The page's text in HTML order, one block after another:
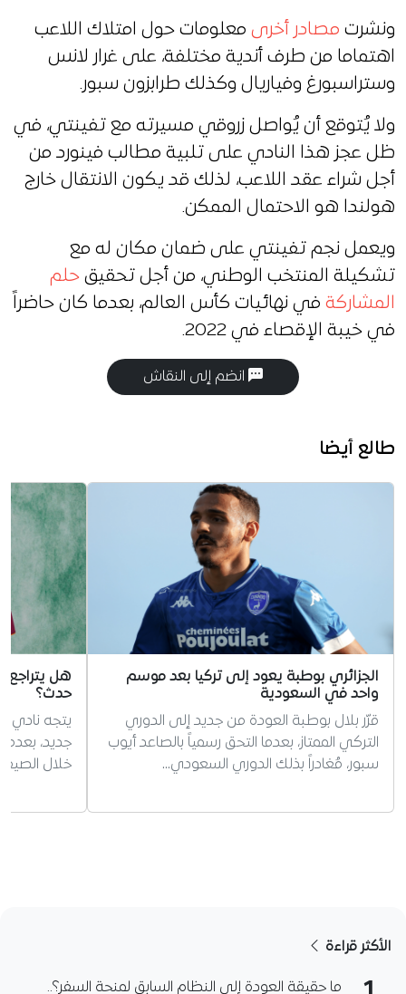
ونشرت مصادر أخرى معلومات حول امتلاك اللاعب
اهتماما من طرف أندية مختلفة، على غرار لانس
وستراسبورغ وفياريال وكذلك طرابزون سبور.
ولا يُتوقع أن يُواصل زروقي مسيرته مع تفينتي، في
ظل عجز هذا النادي على تلبية مطالب فينورد من
أجل شراء عقد اللاعب، لذلك قد يكون الانتقال خارج
هولندا هو الاحتمال الممكن.
ويعمل نجم تفينتي على ضمان مكان له مع
تشكيلة المنتخب الوطني، من أجل تحقيق حلم
المشاركة في نهائيات كأس العالم، بعدما كان حاضراً
في خيبة الإقصاء في 2022.
انضم إلى النقاش
طالع أيضا
الجزائري بوطبة يعود إلى تركيا بعد موسم
واحد في السعودية
قرّر بلال بوطبة العودة من جديد إلى الدوري
التركي الممتاز، بعدما التحق رسمياً بالصاعد أيوب
سبور، مُغادراً بذلك الدوري السعودي…
هل يتراجع
حدث؟
يتجه نادي
جديد،
خلال الصيف
الأكثر قراءة
ما حقيقة العودة إلى النظام السابق لمنحة السفر؟..